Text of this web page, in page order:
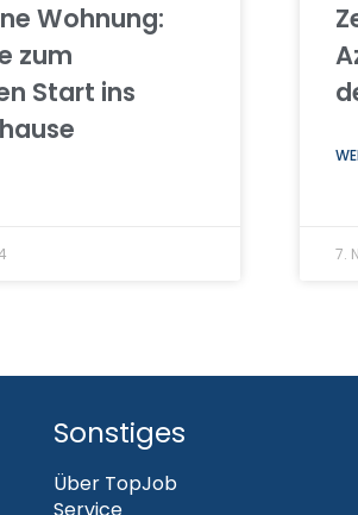
Wohnung:
zum
Start ins
7.
Sonstiges
Über TopJob